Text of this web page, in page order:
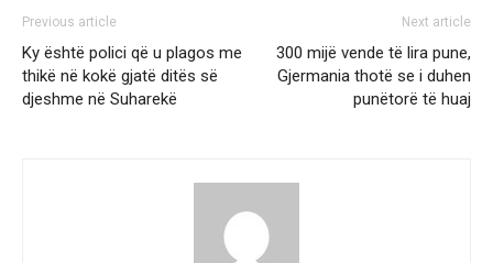
Previous article
Ky është polici që u plagos me
thikë në kokë gjatë ditës së
djeshme në Suharekë
Next article
300 mijë vende të lira pune,
Gjermania thotë se i duhen
punëtorë të huaj